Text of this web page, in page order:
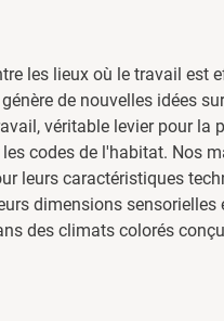
les lieux où le travail est
de nouvelles idées sur
véritable levier pour la
codes de l'habitat. Nos
leurs caractéristiques
dimensions sensorielles
des climats colorés